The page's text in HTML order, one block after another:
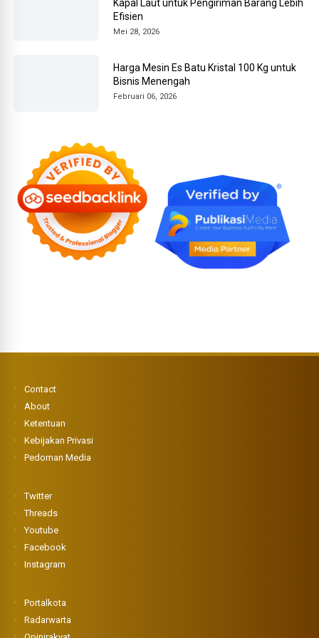
Kapal Laut untuk Pengiriman Barang Lebih
Efisien
Mei 28, 2026
Harga Mesin Es Batu Kristal 100 Kg untuk
Bisnis Menengah
Februari 06, 2026
Contact
About
Ketentuan
Kebijakan Privasi
Pedoman Media
Twitter
Threads
Youtube
Facebook
Instagram
Portalkota
Radarwarta